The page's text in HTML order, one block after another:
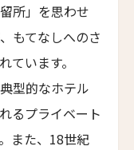
所」を思わせ
もてなしへのさ
ています。
型的なホテル
るプライベート
また、18世紀